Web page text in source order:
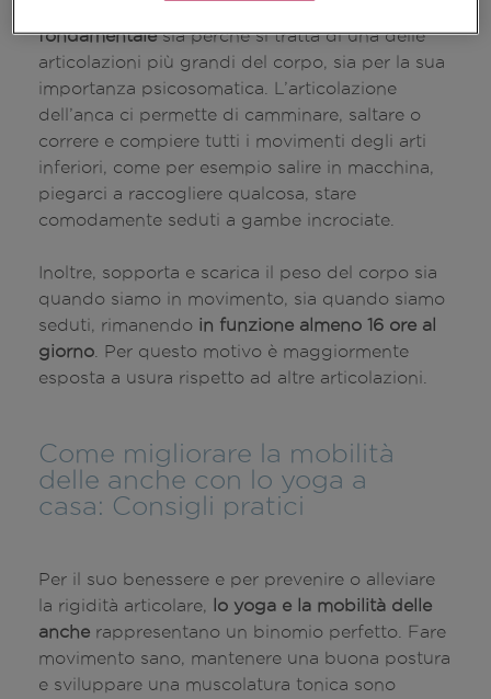
fondamentalesia perché si tratta di una delle
articolazioni più grandi del corpo, sia per la sua
importanza psicosomatica. L’articolazione
dell’anca ci permette di camminare, saltare o
correre e compiere tutti i movimenti degli arti
inferiori, come per esempio salire in macchina,
piegarci a raccogliere qualcosa, stare
comodamente seduti a gambe incrociate.
Inoltre, sopporta e scarica il peso del corpo sia
quando siamo in movimento, sia quando siamo
seduti, rimanendo in funzione almeno 16 ore al
giorno . Per questo motivo è maggiormente
esposta a usura rispetto ad altre articolazioni.
Come migliorare la mobilità
delle anche con lo yoga a
casa: Consigli pratici
Per il suo benessere e per prevenire o alleviare
la rigidità articolare,
lo yoga e la mobilità delle
anche rappresentano un binomio perfetto. Fare
movimento sano, mantenere una buona postura
e sviluppare una muscolatura tonica sono